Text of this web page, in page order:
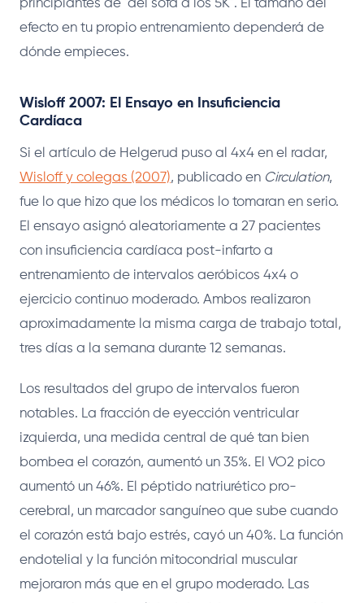
principiantes de "del sofá a los 5K". El tamaño del
efecto en tu propio entrenamiento dependerá de
dónde empieces.
Wisloff 2007: El Ensayo en Insuficiencia
Cardíaca
Si el artículo de Helgerud puso al 4x4 en el radar,
Wisloff y colegas (2007), publicado en Circulation,
fue lo que hizo que los médicos lo tomaran en serio.
El ensayo asignó aleatoriamente a 27 pacientes
con insuficiencia cardíaca post-infarto a
entrenamiento de intervalos aeróbicos 4x4 o
ejercicio continuo moderado. Ambos realizaron
aproximadamente la misma carga de trabajo total,
tres días a la semana durante 12 semanas.
Los resultados del grupo de intervalos fueron
notables. La fracción de eyección ventricular
izquierda, una medida central de qué tan bien
bombea el corazón, aumentó un 35%. El VO2 pico
aumentó un 46%. El péptido natriurético pro-
cerebral, un marcador sanguíneo que sube cuando
el corazón está bajo estrés, cayó un 40%. La función
endotelial y la función mitocondrial muscular
mejoraron más que en el grupo moderado. Las